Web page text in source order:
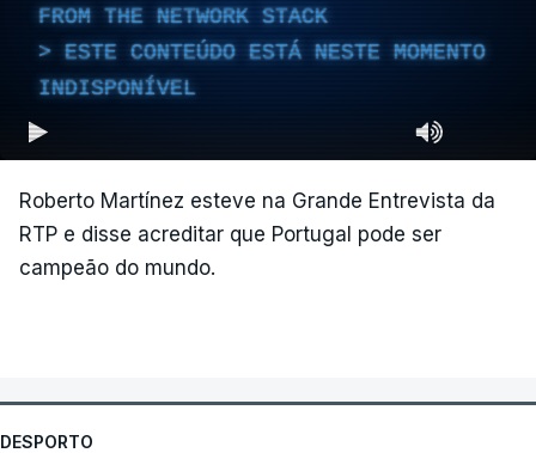
FROM THE NETWORK STACK
ESTE CONTEÚDO ESTÁ NESTE MOMENTO
INDISPONÍVEL
Roberto Martínez esteve na Grande Entrevista da
RTP e disse acreditar que Portugal pode ser
campeão do mundo.
DESPORTO